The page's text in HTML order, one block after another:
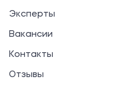
Эксперты
Вакансии
Контакты
Отзывы